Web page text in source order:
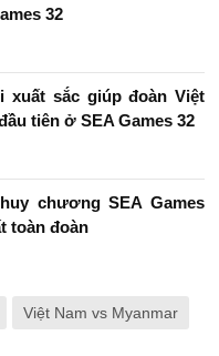
32
xuất sắc giúp đoàn Việt
tiên ở SEA Games 32
chương SEA Games
toàn đoàn
Việt Nam vs Myanmar